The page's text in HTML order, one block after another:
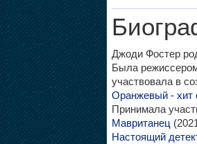
Джоди Фостер
Была
участвовала в
Оранжевый - хит
Принимала
Мавританец
Настоящий